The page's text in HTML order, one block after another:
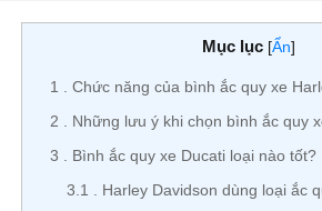
Mục lục [Ẩn]
1
Chức năng của bình ắc quy xe
2
Những lưu ý khi chọn bình ắc quy
3
Bình ắc quy xe Ducati loại nào tốt?
3.1
Harley Davidson dùng loại ắc